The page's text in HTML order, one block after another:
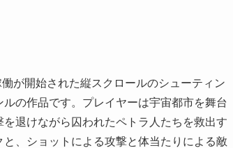
が開始された縦スクロールのシューティン
の作品です。プレイヤーは宇宙都市を舞台
退けながら囚われたペトラ人たちを救出す
、ショットによる攻撃と体当たりによる敵